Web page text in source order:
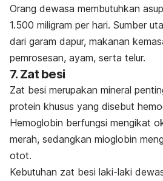
Orang dewasa membutuhkan
1.500 miligram per hari. Sumber
dari garam dapur, makanan
pemrosesan, ayam, serta telur.
7. Zat besi
Zat besi merupakan mineral
protein khusus yang disebut
Hemoglobin berfungsi mengikat
merah, sedangkan mioglobin
otot.
Kebutuhan zat besi laki-laki